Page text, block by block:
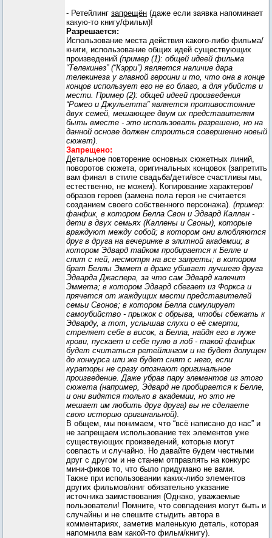
- Ретейлинг запрещён (даже если заявка напоминает
какую-то книгу/фильм)!
Разрешается:
Использование места действия какого-либо фильма/
книги, использование общих идей существующих
произведений (пример (1): общей идеей фильма
“Телекинез” (“Кэрри”) является наличие дара
телекинеза у главной героини и то, что она в конце
концов использует его не во благо, а для убийств и
мести. Пример (2): общей идеей произведения
“Ромео и Джульетта” является противостояние
двух семей, мешающее двум их представителям
быть вместе - это использовать разрешено, но на
данной основе должен строиться совершенно новый
сюжет).
Запрещено:
Детальное повторение основных сюжетных линий,
поворотов сюжета, оригинальных концовок (запретить
вам финал в стиле свадьба/дети/все счастливы мы,
естественно, не можем). Копирование характеров/
образов героев (замена пола героя не считается
созданием своего собственного персонажа). (пример:
фанфик, в котором Белла Свон и Эдвард Каллен -
дети в двух семьях (Каллены и Своны), которые
враждуют между собой; в котором они влюбляются
друг в друга на вечеринке в элитной академии; в
котором Эдвард тайком пробирается к Белле и
спит с ней, несмотря на все запреты; в котором
брат Беллы Эммет в драке убивает лучшего друга
Эдварда Джаспера, за что сам Эдвард калечит
Эммета; в котором Эдвард сбегает из Форкса и
прячется от жаждущих мести представителей
семьи Свонов; в котором Белла симулирует
самоубийство - прыжок с обрыва, чтобы сбежать к
Эдварду, а тот, услышав слухи о её смерти,
стреляет себе в висок, а Белла, найдя его в луже
крови, пускает и себе пулю в лоб - такой фанфик
будет считаться ретейлингом и не будет допущен
до конкурса или же будет снят с него, если
кураторы не сразу опознают оригинальное
произведение. Даже убрав пару элементов из этого
сюжета (например, Эдвард не пробирается к Белле,
и они видятся только в академии, но это не
мешает им любить друг друга) вы не сделаете
свою историю оригинальной).
В общем, мы понимаем, что “всё написано до нас” и
не запрещаем использование тех элементов уже
существующих произведений, которые могут
совпасть и случайно. Но давайте будем честными
друг с другом и не станем отправлять на конкурс
мини-фиков то, что было придумано не вами.
Также при использовании каких-либо элементов
других фильмов/книг обязательно указание
источника заимствования (Однако, уважаемые
пользователи! Помните, что совпадения могут быть и
случайны и не спешите стыдить автора в
комментариях, заметив маленькую деталь, которая
напомнила вам какой-то фильм/книгу).